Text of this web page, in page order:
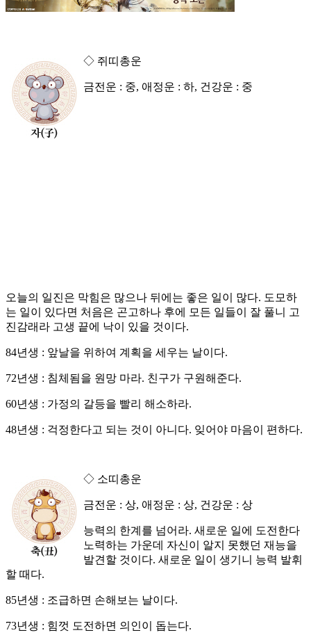
◇ 쥐띠총운
금전운 : 중, 애정운 : 하, 건강운 : 중
오늘의 일진은 막힘은 많으나 뒤에는 좋은 일이 많다. 도모하
는 일이 있다면 처음은 곤고하나 후에 모든 일들이 잘 풀니 고
진감래라 고생 끝에 낙이 있을 것이다.
84년생 : 앞날을 위하여 계획을 세우는 날이다.
72년생 : 침체됨을 원망 마라. 친구가 구원해준다.
60년생 : 가정의 갈등을 빨리 해소하라.
48년생 : 걱정한다고 되는 것이 아니다. 잊어야 마음이 편하다.
◇ 소띠총운
금전운 : 상, 애정운 : 상, 건강운 : 상
능력의 한계를 넘어라. 새로운 일에 도전한다
노력하는 가운데 자신이 알지 못했던 재능을
발견할 것이다. 새로운 일이 생기니 능력 발휘
할 때다.
85년생 : 조급하면 손해보는 날이다.
73년생 : 힘껏 도전하면 의인이 돕는다.